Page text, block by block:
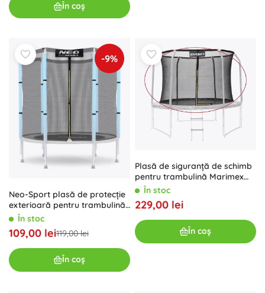
În coș
-9%
Neo-Sport plasă de protecție
exterioară pentru trambulină
140 cm (4,5 ft) pentru 6 stâlpi
În stoc
109,00 lei119,00 lei
În coș
Plasă de siguranță de schimb
pentru trambulină Marimex
366 cm (12 ft)
În stoc
229,00 lei
În coș